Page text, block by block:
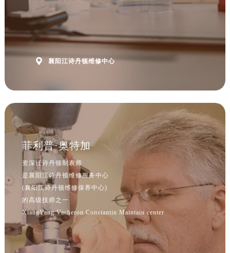
 襄阳江诗丹顿维修中心
菲利普·奥特加
资深江诗丹顿制表师
是襄阳江诗丹顿维修服务中心
(襄阳江诗丹顿维修保养中心)
的高级技师之一
XiangYang Vacheron Constantin Maintain center